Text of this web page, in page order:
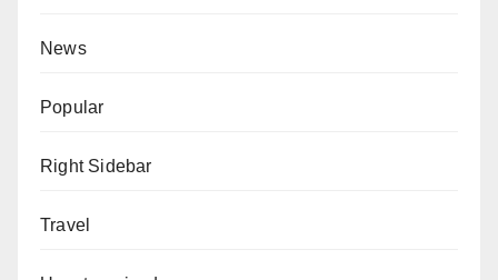
News
Popular
Right Sidebar
Travel